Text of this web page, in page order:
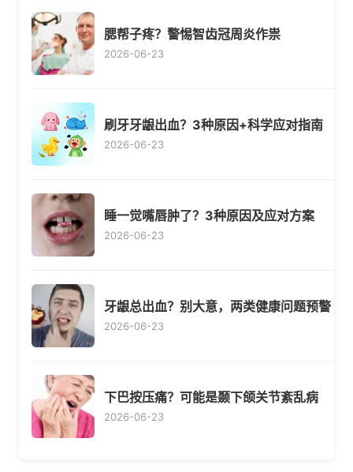
腮帮子疼？警惕智齿冠周炎作祟
2026-06-23
刷牙牙龈出血？3种原因+科学应对指南
2026-06-23
睡一觉嘴唇肿了？3种原因及应对方案
2026-06-23
牙龈总出血？别大意，两类健康问题预警
2026-06-23
下巴按压痛？可能是颞下颌关节紊乱病
2026-06-23